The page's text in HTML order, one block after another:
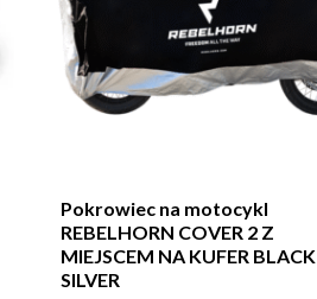
Pokrowiec na motocykl
REBELHORN COVER 2 Z
MIEJSCEM NA KUFER BLACK
SILVER